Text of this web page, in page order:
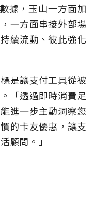
據，玉山一方面加
一方面串接外部場
續流動、彼此強化
是讓支付工具從被
「透過即時消費足
進一步主動洞察您
的卡友優惠，讓支
顧問。」